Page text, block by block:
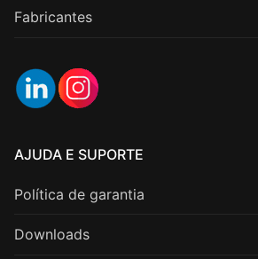
Fabricantes
AJUDA E SUPORTE
Política de garantia
Downloads